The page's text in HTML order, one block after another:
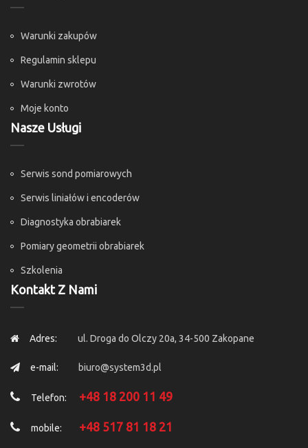
Warunki zakupów
Regulamin sklepu
Warunki zwrotów
Moje konto
Nasze Usługi
Serwis sond pomiarowych
Serwis liniałów i encoderów
Diagnostyka obrabiarek
Pomiary geometrii obrabiarek
Szkolenia
Kontakt Z Nami
Adres: ul. Droga do Olczy 20a, 34-500 Zakopane
e-mail: biuro@system3d.pl
Telefon: +48 18 200 11 49
mobile: +48 517 81 18 21